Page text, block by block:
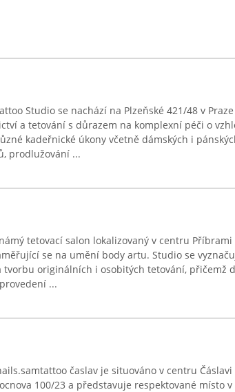
Studio se nachází na Plzeňské 421/48 v
a tetování s důrazem na komplexní péči o
kadeřnické úkony včetně dámských i
prodlužování ...
tetovací salon lokalizovaný v centru Příbrami
se na umění body artu. Studio se
tvorbu originálních i osobitých tetování, přičemž
...
časlav je situováno v centru
100/23 a představuje respektované místo